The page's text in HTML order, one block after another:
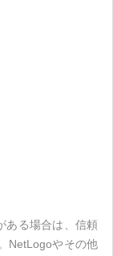
ある場合は、信頼
NetLogoやその他